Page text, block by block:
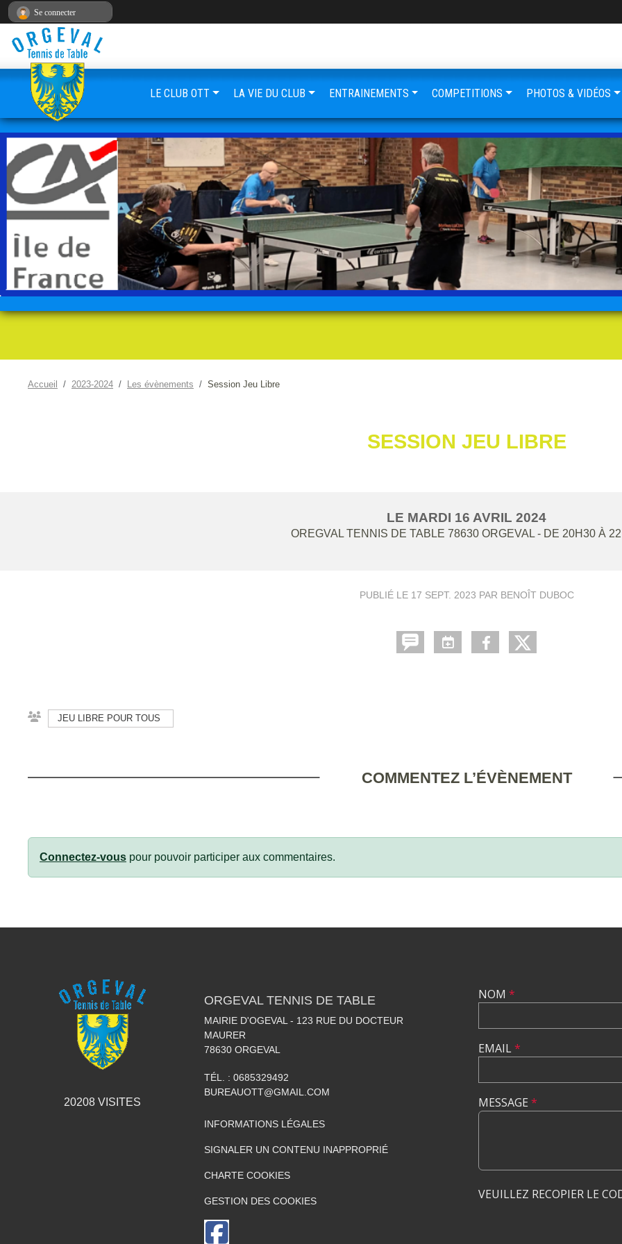
Accueil 2023-2024 Les évènements Session Jeu Libre
SESSION JEU LIBRE
LE MARDI 16 AVRIL 2024
OREGVAL TENNIS DE TABLE 78630 ORGEVAL - DE 20H30 À
PUBLIÉ LE 17 SEPT. 2023 PAR BENOÎT DUBOC
JEU LIBRE POUR TOUS
COMMENTEZ L’ÉVÈNEMENT
Connectez-vous pour pouvoir participer aux commentaires.
LE CLUB OTT LA VIE DU CLUB ENTRAINEMENTS COMPETITIONS PHOTOS & VIDÉOS
20208VISITES
ORGEVAL TENNIS DE TABLE
MAIRIE D'OGEVAL - 123 RUE DU DOCTEUR
MAURER
78630 ORGEVAL
TÉL. : 0685329492
BUREAUOTT@GMAIL.COM
INFORMATIONS LÉGALES
SIGNALER UN CONTENU INAPPROPRIÉ
CHARTE COOKIES
GESTION DES COOKIES
NOM *
EMAIL*
MESSAGE *
VEUILLEZ RECOPIER LE
Se connecter
Panneau de gestion des cookies